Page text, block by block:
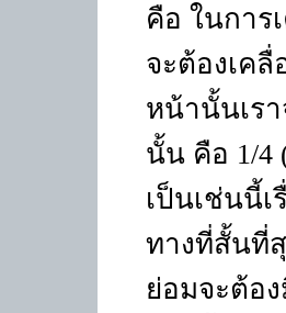
คือ ในการ
จะต้องเค
หน้านั้นเร
นั้น คือ 1/4
เป็นเช่นนี้
ทางที่สั้นที่
ย่อมจะต้อ